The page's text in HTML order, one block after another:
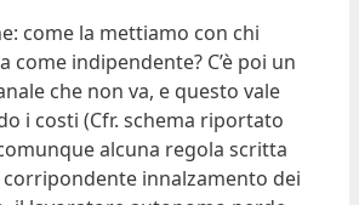
come la mettiamo con chi
come indipendente? C’è poi un
che non va, e questo vale
i costi (Cfr. schema riportato
alcuna regola scritta
corripondente innalzamento dei